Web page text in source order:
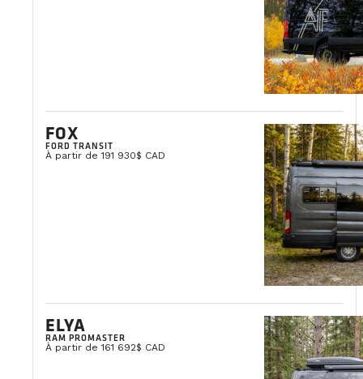
FOX
FORD TRANSIT
À partir de 191 930$ CAD
ELYA
RAM PROMASTER
À partir de 161 692$ CAD